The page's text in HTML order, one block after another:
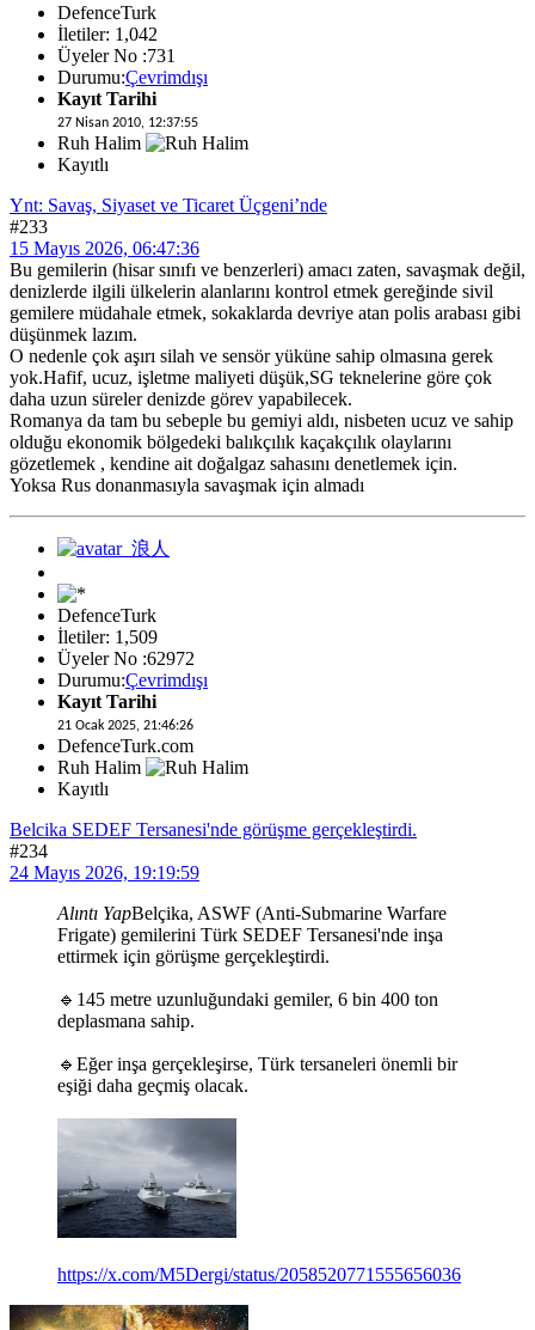
DefenceTurk
İletiler: 1,042
Üyeler No :731
Durumu:Çevrimdışı
Kayıt Tarihi
27 Nisan 2010, 12:37:55
Ruh Halim
Kayıtlı
Ynt: Savaş, Siyaset ve Ticaret Üçgeni’nde
#233
15 Mayıs 2026, 06:47:36
Bu gemilerin (hisar sınıfı ve benzerleri) amacı zaten, savaşmak değil,
denizlerde ilgili ülkelerin alanlarını kontrol etmek gereğinde sivil
gemilere müdahale etmek, sokaklarda devriye atan polis arabası gibi
düşünmek lazım.
O nedenle çok aşırı silah ve sensör yüküne sahip olmasına gerek
yok.Hafif, ucuz, işletme maliyeti düşük,SG teknelerine göre çok
daha uzun süreler denizde görev yapabilecek.
Romanya da tam bu sebeple bu gemiyi aldı, nisbeten ucuz ve sahip
olduğu ekonomik bölgedeki balıkçılık kaçakçılık olaylarını
gözetlemek , kendine ait doğalgaz sahasını denetlemek için.
Yoksa Rus donanmasıyla savaşmak için almadı
DefenceTurk
İletiler: 1,509
Üyeler No :62972
Durumu:Çevrimdışı
Kayıt Tarihi
21 Ocak 2025, 21:46:26
DefenceTurk.com
Ruh Halim
Kayıtlı
Belcika SEDEF Tersanesi'nde görüşme gerçekleştirdi.
#234
24 Mayıs 2026, 19:19:59
Alıntı YapBelçika, ASWF (Anti-Submarine Warfare
Frigate) gemilerini Türk SEDEF Tersanesi'nde inşa
ettirmek için görüşme gerçekleştirdi.
🔹145 metre uzunluğundaki gemiler, 6 bin 400 ton
deplasmana sahip.
🔹Eğer inşa gerçekleşirse, Türk tersaneleri önemli bir
eşiği daha geçmiş olacak.
https://x.com/M5Dergi/status/2058520771555656036